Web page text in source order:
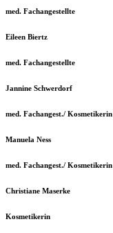
med. Fachangestellte
Eileen Biertz
med. Fachangestellte
Jannine Schwerdorf
med. Fachangest./ Kosmetikerin
Manuela Ness
med. Fachangest./ Kosmetikerin
Christiane Maserke
Kosmetikerin